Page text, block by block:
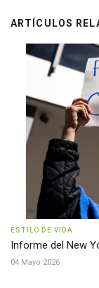
ARTÍCULOS
ESTILO DE VIDA
Informe del New
04 Mayo 2026